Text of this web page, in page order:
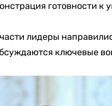
готовности к
лидеры
ключевые